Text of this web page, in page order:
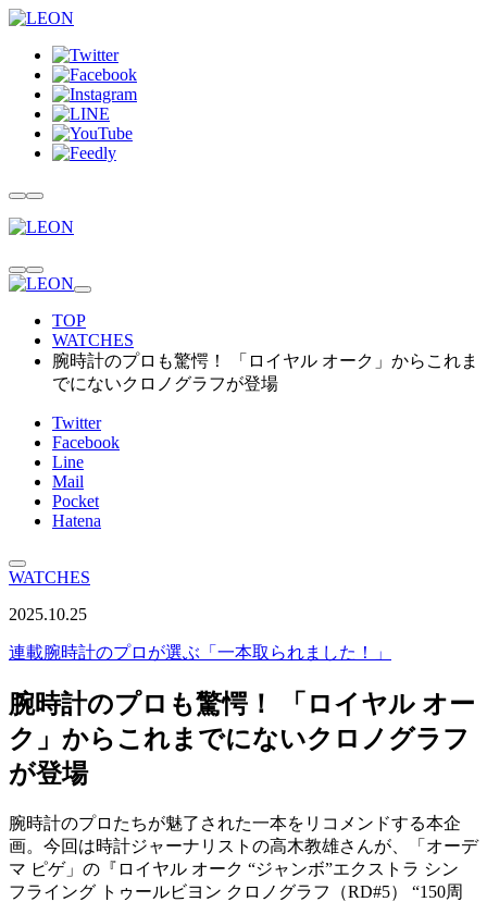
TOP
WATCHES
腕時計のプロも驚愕！ 「ロイヤル オーク」からこれま
でにないクロノグラフが登場
Twitter
Facebook
Line
Mail
Pocket
Hatena
WATCHES
2025.10.25
連載腕時計のプロが選ぶ「一本取られました！」
腕時計のプロも驚愕！ 「ロイヤル オー
ク」からこれまでにないクロノグラフ
が登場
腕時計のプロたちが魅了された一本をリコメンドする本企
画。今回は時計ジャーナリストの高木教雄さんが、「オーデ
マ ピゲ」の『ロイヤル オーク “ジャンボ”エクストラ シン
フライング トゥールビヨン クロノグラフ（RD#5） “150周